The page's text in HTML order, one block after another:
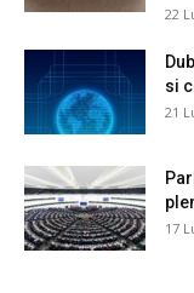
22
si
21
17